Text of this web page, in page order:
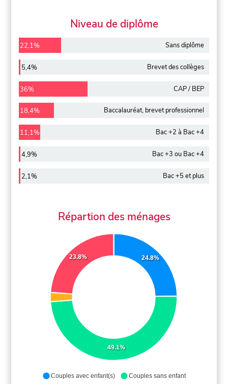
Niveau de diplôme
22,1% Sans diplôme
5,4% Brevet des collèges
36% CAP / BEP
18,4% Baccalauréat, brevet professionnel
11,1% Bac +2 à Bac +4
4,9% Bac +3 ou Bac +4
2,1% Bac +5 et plus
Répartion des ménages
24.8%
49.1%
23.8%
Couples avec enfant(s)
Couples sans enfant